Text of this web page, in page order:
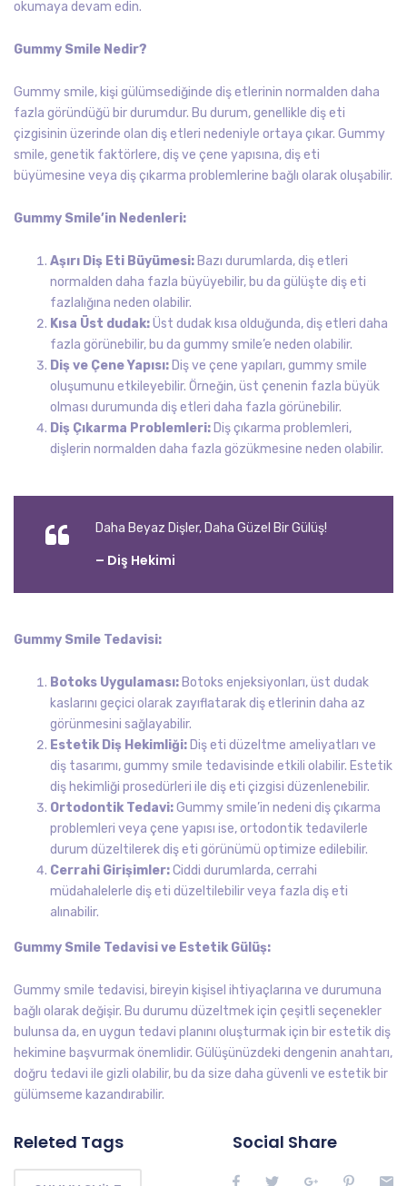
okumaya devam edin.
Gummy Smile Nedir?
Gummy smile, kişi gülümsediğinde diş etlerinin normalden daha
fazla göründüğü bir durumdur. Bu durum, genellikle diş eti
çizgisinin üzerinde olan diş etleri nedeniyle ortaya çıkar. Gummy
smile, genetik faktörlere, diş ve çene yapısına, diş eti
büyümesine veya diş çıkarma problemlerine bağlı olarak oluşabilir.
Gummy Smile’in Nedenleri:
Aşırı Diş Eti Büyümesi: Bazı durumlarda, diş etleri
normalden daha fazla büyüyebilir, bu da gülüşte diş eti
fazlalığına neden olabilir.
Kısa Üst dudak:Üst dudak kısa olduğunda, diş etleri daha
fazla görünebilir, bu da gummy smile’e neden olabilir.
Diş ve Çene Yapısı: Diş ve çene yapıları, gummy smile
oluşumunu etkileyebilir. Örneğin, üst çenenin fazla büyük
olması durumunda diş etleri daha fazla görünebilir.
Diş Çıkarma Problemleri: Diş çıkarma problemleri,
dişlerin normalden daha fazla gözükmesine neden olabilir.
Daha Beyaz Dişler, Daha Güzel Bir Gülüş!
– Diş Hekimi
Gummy Smile Tedavisi:
Botoks Uygulaması: Botoks enjeksiyonları, üst dudak
kaslarını geçici olarak zayıflatarak diş etlerinin daha az
görünmesini sağlayabilir.
Estetik Diş Hekimliği: Diş eti düzeltme ameliyatları ve
diş tasarımı, gummy smile tedavisinde etkili olabilir. Estetik
diş hekimliği prosedürleri ile diş eti çizgisi düzenlenebilir.
Ortodontik Tedavi:Gummy smile’in nedeni diş çıkarma
problemleri veya çene yapısı ise, ortodontik tedavilerle
durum düzeltilerek diş eti görünümü optimize edilebilir.
Cerrahi Girişimler:Ciddi durumlarda, cerrahi
müdahalelerle diş eti düzeltilebilir veya fazla diş eti
alınabilir.
Gummy Smile Tedavisi ve Estetik Gülüş:
Gummy smile tedavisi, bireyin kişisel ihtiyaçlarına ve durumuna
bağlı olarak değişir. Bu durumu düzeltmek için çeşitli seçenekler
bulunsa da, en uygun tedavi planını oluşturmak için bir estetik diş
hekimine başvurmak önemlidir. Gülüşünüzdeki dengenin anahtarı,
doğru tedavi ile gizli olabilir, bu da size daha güvenli ve estetik bir
gülümseme kazandırabilir.
Releted Tags Social Share